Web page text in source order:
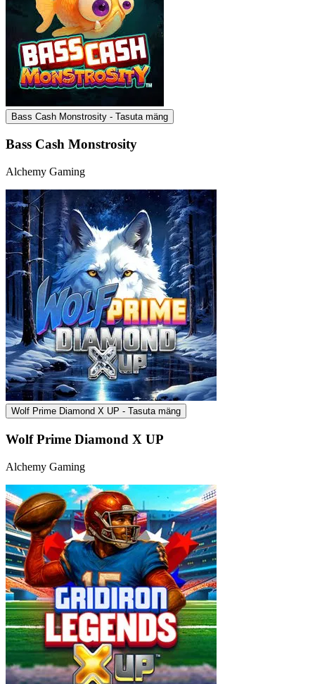
Bass Cash Monstrosity - Tasuta mäng
Bass Cash Monstrosity
Alchemy Gaming
Wolf Prime Diamond X UP - Tasuta mäng
Wolf Prime Diamond X UP
Alchemy Gaming